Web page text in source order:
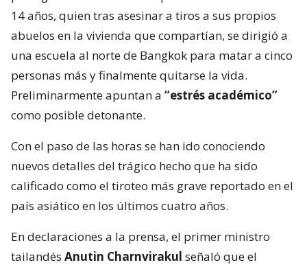
14 años, quien tras asesinar a tiros a sus propios
abuelos en la vivienda que compartían, se dirigió a
una escuela al norte de Bangkok para matar a cinco
personas más y finalmente quitarse la vida.
Preliminarmente apuntan a “estrés académico”
como posible detonante.
Con el paso de las horas se han ido conociendo
nuevos detalles del trágico hecho que ha sido
calificado como el tiroteo más grave reportado en el
país asiático en los últimos cuatro años.
En declaraciones a la prensa, el primer ministro
tailandés Anutin Charnvirakul señaló que el